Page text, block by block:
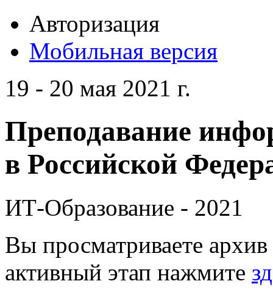
Авторизация
Мобильная версия
19 - 20 мая 2021 г.
Преподавание
в Российской
ИТ-Образование - 2021
Вы просматриваете
активный этап нажмите